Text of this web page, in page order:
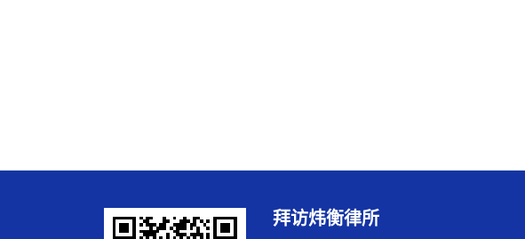
拜访炜衡律所